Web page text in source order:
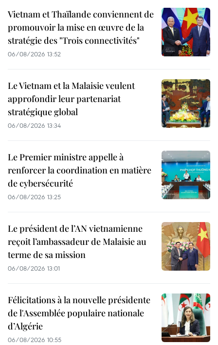
Vietnam et Thaïlande conviennent de
promouvoir la mise en œuvre de la
stratégie des "Trois connectivités"
06/08/2026 13:52
Le Vietnam et la Malaisie veulent
approfondir leur partenariat
stratégique global
06/08/2026 13:34
Le Premier ministre appelle à
renforcer la coordination en matière
de cybersécurité
06/08/2026 13:25
Le président de l’AN vietnamienne
reçoit l’ambassadeur de Malaisie au
terme de sa mission
06/08/2026 13:01
Félicitations à la nouvelle présidente
de l'Assemblée populaire nationale
d’Algérie
06/08/2026 10:55